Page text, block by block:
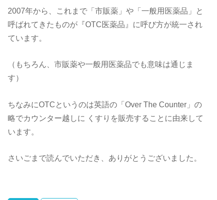
2007年から、これまで「市販薬」や「一般用医薬品」と
呼ばれてきたものが『OTC医薬品』に呼び方が統一され
ています。
（もちろん、市販薬や一般用医薬品でも意味は通じま
す）
ちなみにOTCというのは英語の「Over The Counter」の
略でカウンター越しに くすりを販売することに由来して
います。
さいごまで読んでいただき、ありがとうございました。